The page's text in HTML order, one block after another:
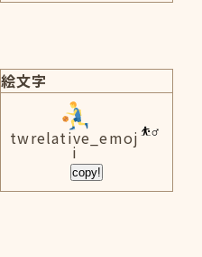
絵文字
twrelative_emoj
i
copy!